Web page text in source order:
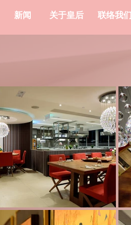
新闻 关于皇后 联络我们